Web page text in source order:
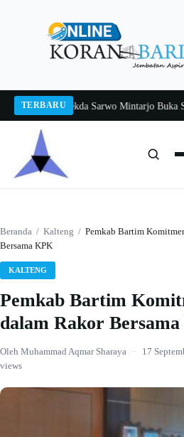
TERBARU
2026Pj Sekda Sarwo Mintarjo Buka
Beranda / Kalteng / Pemkab Bartim
Bersama KPK
KALTENG
Pemkab Bartim
dalam Rakor
Oleh Muhammad Aqmar Sharaya · 17
views